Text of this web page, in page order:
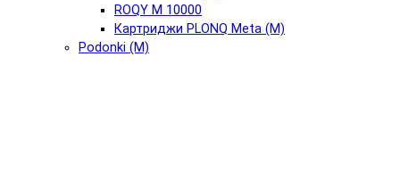
ROQY M 10000
Картриджи PLONQ Meta (М)
Podonki (М)